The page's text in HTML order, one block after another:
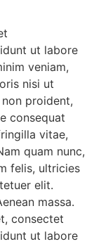
ut labore
veniam,
nisi ut
proident,
consequat
vitae,
quam nunc,
felis, ultricies
elit.
massa.
consectet
ut labore